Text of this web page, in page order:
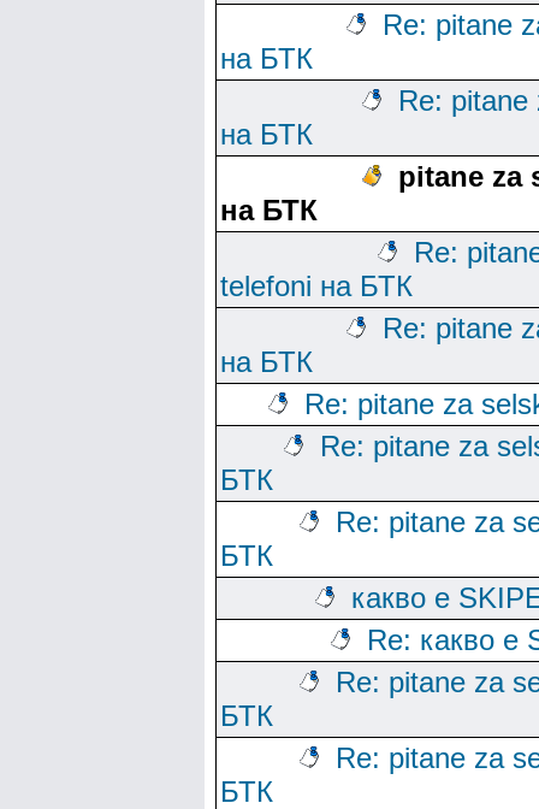
Re: pitane
на БТК
Re: pitane
на БТК
pitane za
на БТК
Re:
telefoni на БТК
Re: pitane
на БТК
Re: pitane za
Re: pitane za
БТК
Re: pitane za
БТК
какво е
Re: какво е
Re: pitane za
БТК
Re: pitane za
БТК